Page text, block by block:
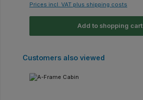
Prices incl. VAT plus shipping costs
Add to shopping cart
Skip product gallery
Customers also viewed